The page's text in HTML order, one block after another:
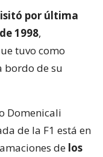
por última
1998,
tuvo como
bordo de su
Domenicali
de la F1 está en
de los